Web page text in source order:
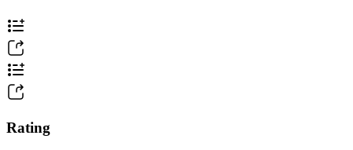
Rating